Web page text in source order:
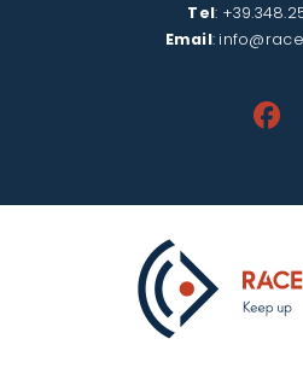
Tel:
Email: